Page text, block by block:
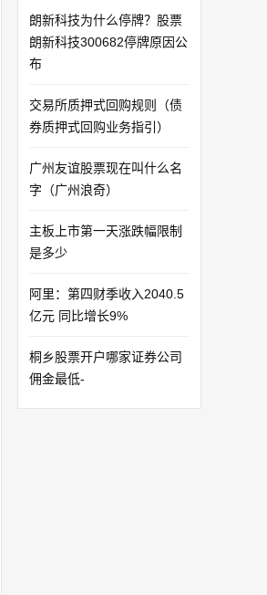
朗新科技为什么停牌？股票
朗新科技300682停牌原因公
布
交易所质押式回购规则（债
券质押式回购业务指引）
广州友谊股票现在叫什么名
字（广州浪奇）
主板上市第一天涨跌幅限制
是多少
阿里：第四财季收入2040.5
亿元 同比增长9%
桐乡股票开户哪家证券公司
佣金最低-